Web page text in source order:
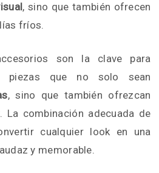
, sino que también ofrecen
fríos.
son la clave para
piezas que no solo sean
, sino que también ofrezcan
. La combinación adecuada de
cualquier look en una
y memorable.